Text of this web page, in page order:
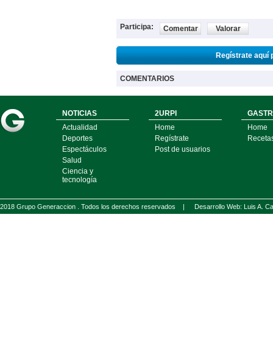
Participa: Comentar Valorar
Regístrate aquí
COMENTARIOS
NOTICIAS
Actualidad
Deportes
Espectáculos
Salud
Ciencia y
tecnología
2URPI
Home
Regístrate
Post de usuarios
Home
2018 Grupo Generaccion . Todos los derechos reservados | Desarrollo Web: Luis